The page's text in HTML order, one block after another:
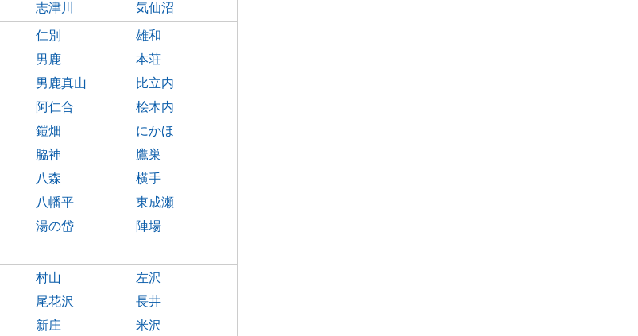
志津川 気仙沼
仁別
雄和
男鹿
本荘
男鹿真山
比立内
阿仁合
桧木内
鎧畑
にかほ
脇神
鷹巣
八森
横手
八幡平
東成瀬
湯の岱
陣場
村山
左沢
尾花沢
長井
新庄
米沢